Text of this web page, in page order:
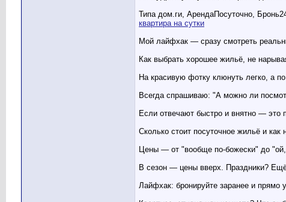
Типа дом.ги, АрендаПосуточно,
квартира на сутки
Мой лайфхак — сразу смотреть
Как выбрать хорошее жильё, не
На красивую фотку клюнуть легко, а
Всегда спрашиваю: "А можно ли
Если отвечают быстро и внятно — это
Сколько стоит посуточное жильё и как
Цены — от "вообще по-божески" до
В сезон — цены вверх. Праздники?
Лайфхак: бронируйте заранее и прямо